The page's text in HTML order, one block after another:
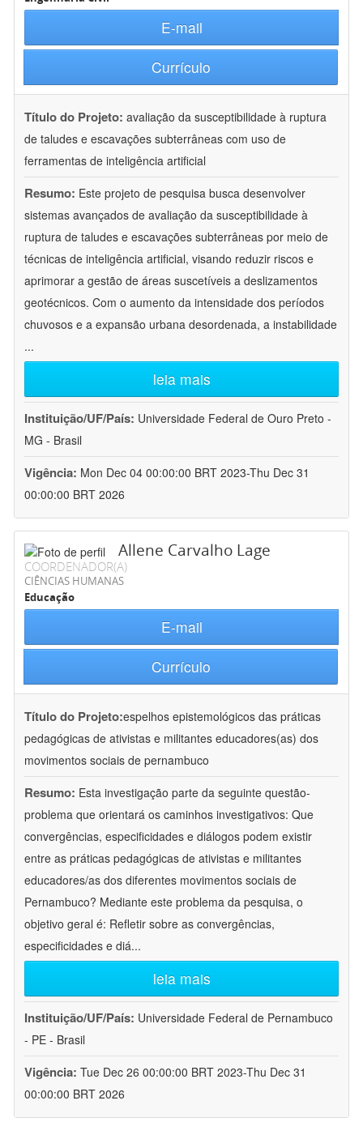
E-mail
Currículo
Título do Projeto: avaliação da susceptibilidade à ruptura
de taludes e escavações subterrâneas com uso de
ferramentas de inteligência artificial
Resumo: Este projeto de pesquisa busca desenvolver
sistemas avançados de avaliação da susceptibilidade à
ruptura de taludes e escavações subterrâneas por meio de
técnicas de inteligência artificial, visando reduzir riscos e
aprimorar a gestão de áreas suscetíveis a deslizamentos
geotécnicos. Com o aumento da intensidade dos períodos
chuvosos e a expansão urbana desordenada, a instabilidade
...
leia mais
Instituição/UF/País: Universidade Federal de Ouro Preto -
MG - Brasil
Vigência: Mon Dec 04 00:00:00 BRT 2023-Thu Dec 31
00:00:00 BRT 2026
Allene Carvalho Lage
COORDENADOR(A)
CIÊNCIAS HUMANAS
Educação
E-mail
Currículo
Título do Projeto:espelhos epistemológicos das práticas
pedagógicas de ativistas e militantes educadores(as) dos
movimentos sociais de pernambuco
Resumo: Esta investigação parte da seguinte questão-
problema que orientará os caminhos investigativos: Que
convergências, especificidades e diálogos podem existir
entre as práticas pedagógicas de ativistas e militantes
educadores/as dos diferentes movimentos sociais de
Pernambuco? Mediante este problema da pesquisa, o
objetivo geral é: Refletir sobre as convergências,
especificidades e diá...
leia mais
Instituição/UF/País: Universidade Federal de Pernambuco
- PE - Brasil
Vigência: Tue Dec 26 00:00:00 BRT 2023-Thu Dec 31
00:00:00 BRT 2026